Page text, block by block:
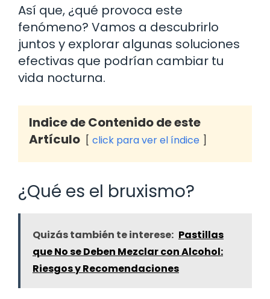
Así que, ¿qué provoca este
fenómeno? Vamos a descubrirlo
juntos y explorar algunas soluciones
efectivas que podrían cambiar tu
vida nocturna.
Indice de Contenido de este
Artículo
click para ver el índice
¿Qué es el bruxismo?
Quizás también te interese: Pastillas
que No se Deben Mezclar con Alcohol:
Riesgos y Recomendaciones